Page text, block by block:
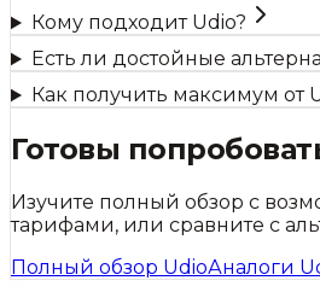
Кому подходит Udio?
Есть ли достойные
Как получить максимум от
Готовы
Изучите полный обзор с
тарифами, или сравните с
Полный обзор UdioАналоги